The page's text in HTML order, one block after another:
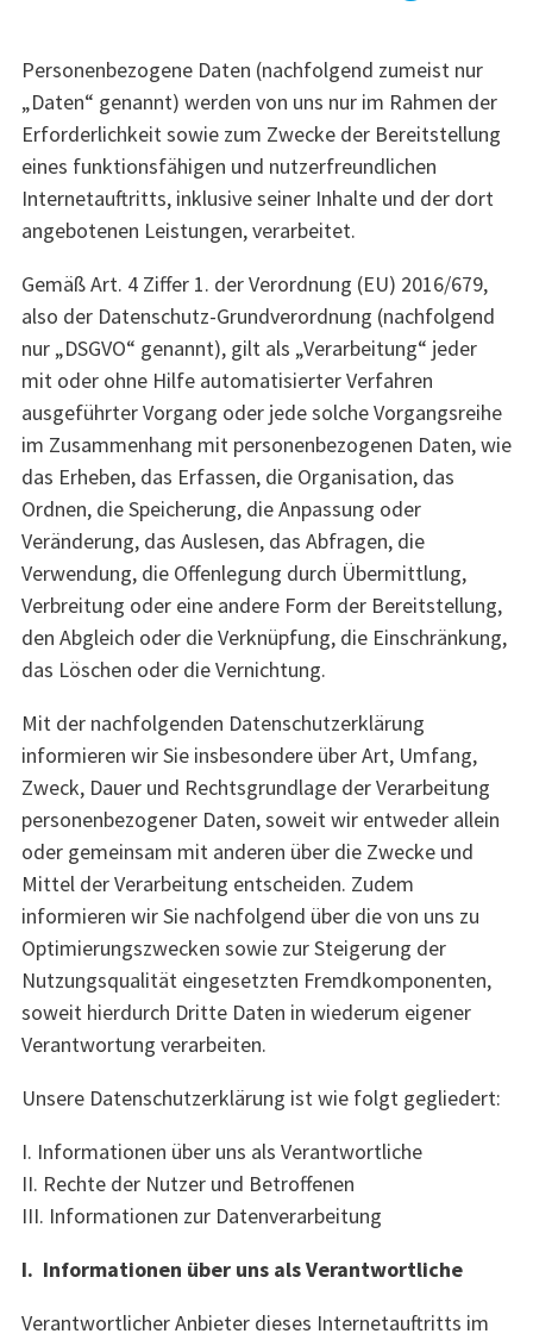
Personenbezogene Daten (nachfolgend zumeist nur
„Daten“ genannt) werden von uns nur im Rahmen der
Erforderlichkeit sowie zum Zwecke der Bereitstellung
eines funktionsfähigen und nutzerfreundlichen
Internetauftritts, inklusive seiner Inhalte und der dort
angebotenen Leistungen, verarbeitet.
Gemäß Art. 4 Ziffer 1. der Verordnung (EU) 2016/679,
also der Datenschutz-Grundverordnung (nachfolgend
nur „DSGVO“ genannt), gilt als „Verarbeitung“ jeder
mit oder ohne Hilfe automatisierter Verfahren
ausgeführter Vorgang oder jede solche Vorgangsreihe
im Zusammenhang mit personenbezogenen Daten, wie
das Erheben, das Erfassen, die Organisation, das
Ordnen, die Speicherung, die Anpassung oder
Veränderung, das Auslesen, das Abfragen, die
Verwendung, die Offenlegung durch Übermittlung,
Verbreitung oder eine andere Form der Bereitstellung,
den Abgleich oder die Verknüpfung, die Einschränkung,
das Löschen oder die Vernichtung.
Mit der nachfolgenden Datenschutzerklärung
informieren wir Sie insbesondere über Art, Umfang,
Zweck, Dauer und Rechtsgrundlage der Verarbeitung
personenbezogener Daten, soweit wir entweder allein
oder gemeinsam mit anderen über die Zwecke und
Mittel der Verarbeitung entscheiden. Zudem
informieren wir Sie nachfolgend über die von uns zu
Optimierungszwecken sowie zur Steigerung der
Nutzungsqualität eingesetzten Fremdkomponenten,
soweit hierdurch Dritte Daten in wiederum eigener
Verantwortung verarbeiten.
Unsere Datenschutzerklärung ist wie folgt gegliedert:
I. Informationen über uns als Verantwortliche
II. Rechte der Nutzer und Betroffenen
III. Informationen zur Datenverarbeitung
I. Informationen über uns als Verantwortliche
Verantwortlicher Anbieter dieses Internetauftritts im